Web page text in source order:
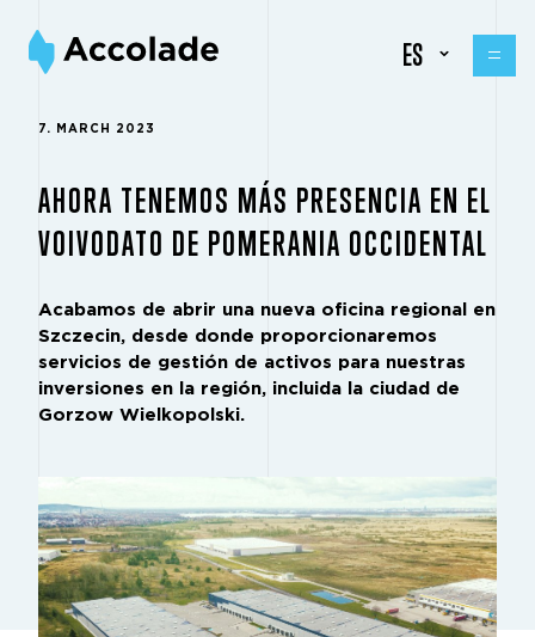
ES
7. MARCH 2023
AHORA TENEMOS MÁS PRESENCIA EN EL
VOIVODATO DE POMERANIA OCCIDENTAL
Acabamos de abrir una nueva oficina regional en
Szczecin, desde donde proporcionaremos
servicios de gestión de activos para nuestras
inversiones en la región, incluida la ciudad de
Gorzow Wielkopolski.